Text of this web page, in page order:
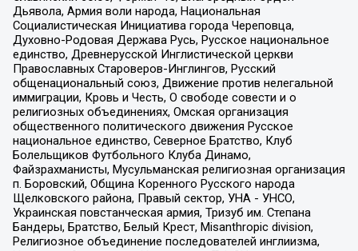
Дьявола, Армия воли народа, Национальная
Социалистическая Инициатива города Череповца,
Духовно-Родовая Держава Русь, Русское национальное
единство, Древнерусской Инглистической церкви
Православных Староверов-Инглингов, Русский
общенациональный союз, Движение против нелегальной
иммиграции, Кровь и Честь, О свободе совести и о
религиозных объединениях, Омская организация
общественного политического движения Русское
национальное единство, Северное Братство, Клуб
Болельщиков Футбольного Клуба Динамо,
Файзрахманисты, Мусульманская религиозная организация
п. Боровский, Община Коренного Русского народа
Щелковского района, Правый сектор, УНА - УНСО,
Украинская повстанческая армия, Тризуб им. Степана
Бандеры, Братство, Белый Крест, Misanthropic division,
Религиозное объединение последователей инглиизма,